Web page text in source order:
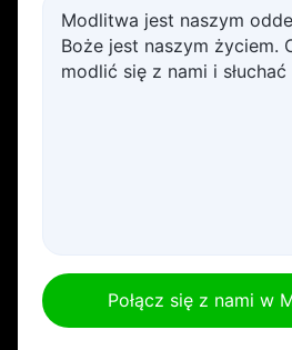
Modlitwa jest naszym
Boże jest naszym życiem.
modlić się z nami i słuchać
Połącz się z nami w